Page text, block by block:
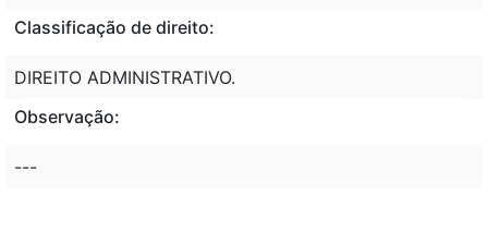
Classificação de direito:
DIREITO ADMINISTRATIVO.
Observação:
---